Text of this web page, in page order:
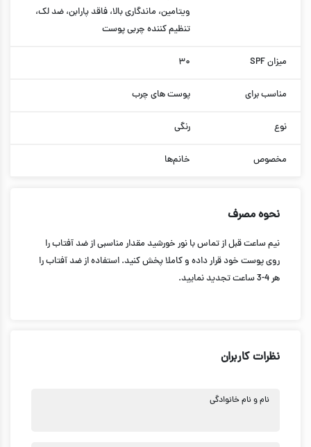
ویتامین، ماندگاری بالا، فاقد پارابن، ضد لک،
تنظیم کننده چربی پوست
میزان SPF ۳۰
مناسب برای پوست ها‌ی چرب
نوع رنگی
مخصوص خانم‌ها
نحوه مصرف
نیم ساعت قبل از تماس با نور خورشید مقدار مناسبی از ضد آفتاب را
روی پوست خود قرار داده و کاملا پخش کنید. استفاده از ضد آفتاب را
هر 4-3 ساعت تجدید نمایید.
نظرات کاربران
نام و نام خانوادگی